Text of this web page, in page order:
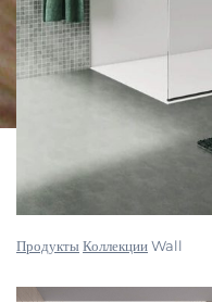
ПродуктыКоллекцииWall